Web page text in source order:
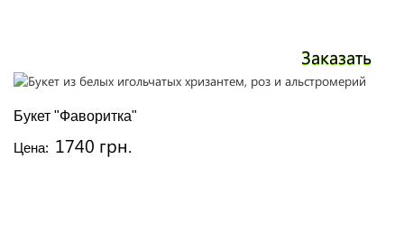
Заказать
Букет "Фаворитка"
Цена: 1740 грн.